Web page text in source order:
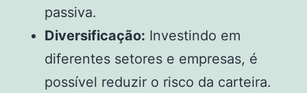
passiva.
Diversificação: Investindo em
diferentes setores e empresas, é
possível reduzir o risco da carteira.